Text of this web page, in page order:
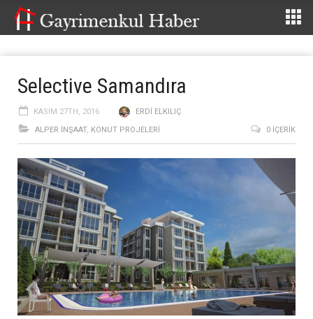
Selective Samandıra
KASIM 27TH, 2016
ERDI ELKILIÇ
ALPER İNŞAAT, KONUT PROJELERI 0 İÇERIK